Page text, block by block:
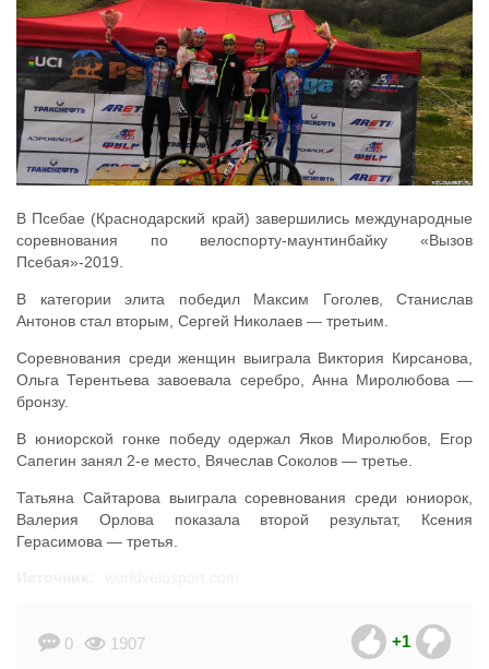
В Псебае (Краснодарский край) завершились международные
соревнования по велоспорту-маунтинбайку «Вызов
Псебая»-2019.
В категории элита победил Максим Гоголев, Станислав
Антонов стал вторым, Сергей Николаев — третьим.
Соревнования среди женщин выиграла Виктория Кирсанова,
Ольга Терентьева завоевала серебро, Анна Миролюбова —
бронзу.
В юниорской гонке победу одержал Яков Миролюбов, Егор
Сапегин занял 2-е место, Вячеслав Соколов — третье.
Татьяна Сайтарова выиграла соревнования среди юниорок,
Валерия Орлова показала второй результат, Ксения
Герасимова — третья.
0 1907 +1